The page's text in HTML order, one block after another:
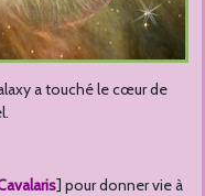
a touché le cœur de
] pour donner vie à